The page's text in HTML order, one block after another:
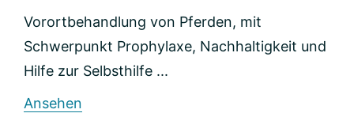
Vorortbehandlung von Pferden, mit
Schwerpunkt Prophylaxe, Nachhaltigkeit und
Hilfe zur Selbsthilfe ...
Ansehen